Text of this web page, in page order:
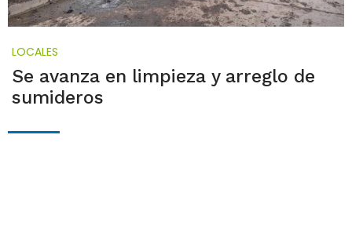
LOCALES
Se avanza en limpieza y arreglo de
sumideros